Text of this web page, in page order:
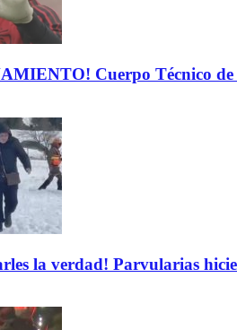
Cuerpo Técnico
la verdad! Parvularias